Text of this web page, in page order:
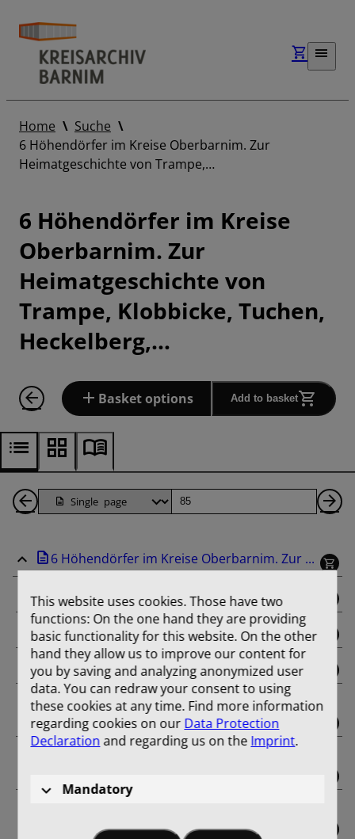
Home
Suche
6 Höhendörfer im Kreise Oberbarnim. Zur
Heimatgeschichte von Trampe,…
6 Höhendörfer im Kreise
Oberbarnim. Zur
Heimatgeschichte von
Trampe, Klobbicke, Tuchen,
Heckelberg,…
Basket options Add to basket
Back
Pages
Page
6 Höhendörfer im Kreise Oberbarnim. Zur ...
binding
title_page
contents
Aus der Entwicklungsgeschichte von Dorf und
Gut Trampe
This website uses cookies. Those have two
functions: On the one hand they are providing
basic functionality for this website. On the other
hand they allow us to improve our content for
you by saving and analyzing anonymized user
data. You can redraw your consent to using
these cookies at any time. Find more information
regarding cookies on our Data Protection
Declarationand regarding us on the Imprint.
Mandatory